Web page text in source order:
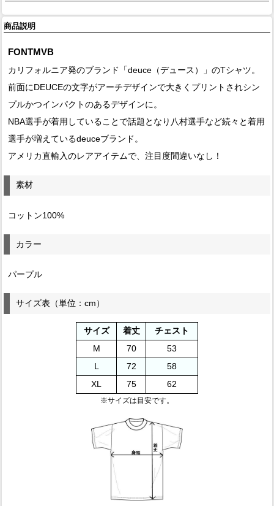
商品説明
FONTMVB
カリフォルニア発のブランド「deuce（デュース）」のTシャツ。
前面にDEUCEの文字がアーチデザインで大きくプリントされシン
プルかつインパクトのあるデザインに。
NBA選手が着用していることで話題となり八村選手など続々と着用
選手が増えているdeuceブランド。
アメリカ直輸入のレアアイテムで、注目度間違いなし！
素材
コットン100%
カラー
パープル
サイズ表（単位：cm）
サイズ 着丈
チェスト
M
70
53
L
72
58
XL
75 62
※サイズは目安です。